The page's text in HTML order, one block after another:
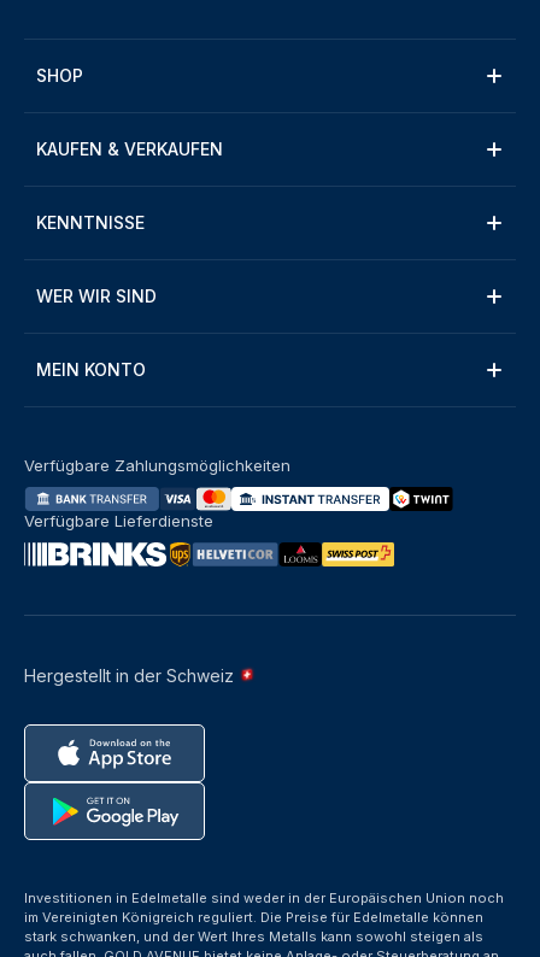
SHOP
KAUFEN & VERKAUFEN
KENNTNISSE
WER WIR SIND
MEIN KONTO
Hergestellt in der Schweiz
Verfügbare Zahlungsmöglichkeiten
Verfügbare Lieferdienste
Investitionen in Edelmetalle sind weder in der Europäischen Union noch
im Vereinigten Königreich reguliert. Die Preise für Edelmetalle können
stark schwanken, und der Wert Ihres Metalls kann sowohl steigen als